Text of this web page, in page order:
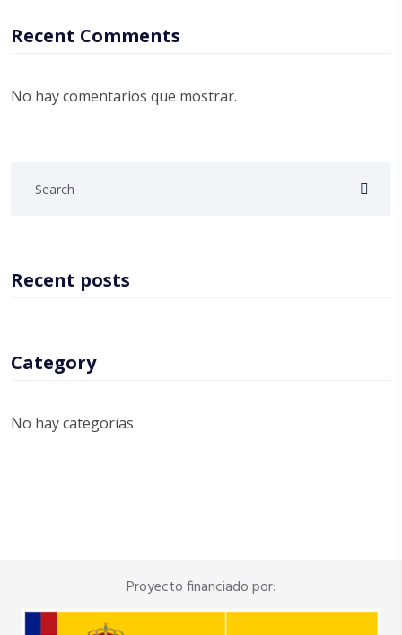
Recent Comments
No hay comentarios que mostrar.
Recent posts
Category
No hay categorías
Proyecto financiado por: